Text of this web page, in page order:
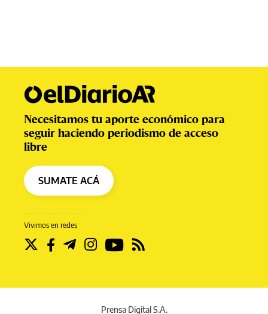
Vivimos en redes
Necesitamos tu aporte económico para
seguir haciendo periodismo de acceso
libre
SUMATE ACÁ
Prensa Digital S.A.